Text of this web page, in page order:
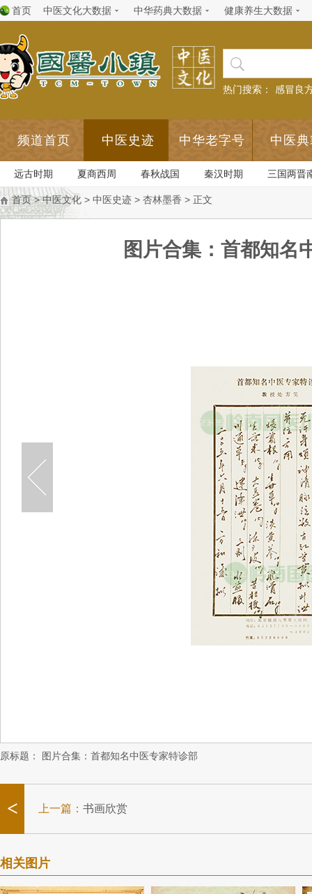
首页 中医文化大数据 中华药典大数据 健康养生大数据
热门搜索： 感冒良
频道首页 中医史迹 中华老字号 中医
远古时期 夏商西周 春秋战国 秦汉时期 三国两晋
首页>中医文化 > 中医史迹 > 杏林墨香 > 正文
图片合集：首都知名
原标题： 图片合集：首都知名中医专家特诊部
< 上一篇： 书画欣赏
相关图片